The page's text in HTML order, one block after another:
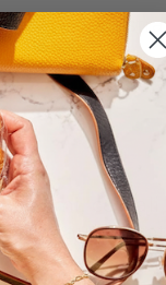
La
ho